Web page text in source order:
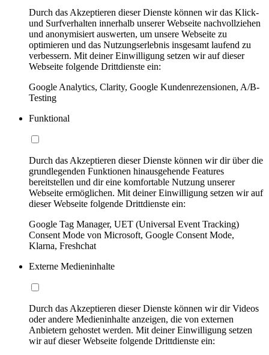
Durch das Akzeptieren dieser Dienste können wir das Klick-
und Surfverhalten innerhalb unserer Webseite nachvollziehen
und anonymisiert auswerten, um unsere Webseite zu
optimieren und das Nutzungserlebnis insgesamt laufend zu
verbessern. Mit deiner Einwilligung setzen wir auf dieser
Webseite folgende Drittdienste ein:
Google Analytics, Clarity, Google Kundenrezensionen, A/B-
Testing
Funktional
Durch das Akzeptieren dieser Dienste können wir dir über die
grundlegenden Funktionen hinausgehende Features
bereitstellen und dir eine komfortable Nutzung unserer
Webseite ermöglichen. Mit deiner Einwilligung setzen wir auf
dieser Webseite folgende Drittdienste ein:
Google Tag Manager, UET (Universal Event Tracking)
Consent Mode von Microsoft, Google Consent Mode,
Klarna, Freshchat
Externe Medieninhalte
Durch das Akzeptieren dieser Dienste können wir dir Videos
oder andere Medieninhalte anzeigen, die von externen
Anbietern gehostet werden. Mit deiner Einwilligung setzen
wir auf dieser Webseite folgende Drittdienste ein: